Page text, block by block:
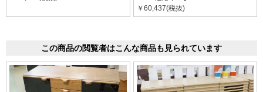
￥60,437(税抜)
この商品の閲覧者はこんな商品も見られています